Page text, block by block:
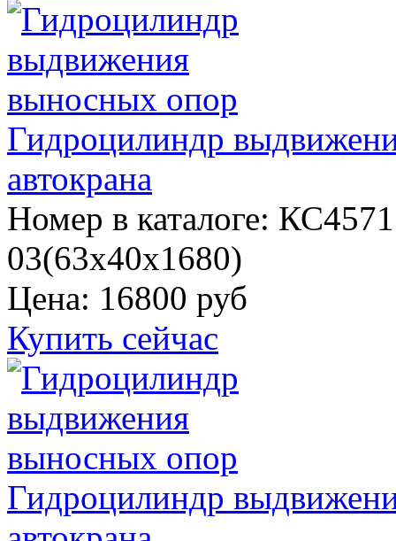
Гидроцилиндр
автокрана
Номер в каталоге:
03(63х40х1680)
Цена: 16800 руб
Купить сейчас
Гидроцилиндр